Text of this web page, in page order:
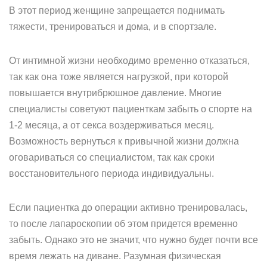
В этот период женщине запрещается поднимать
тяжести, тренироваться и дома, и в спортзале.
От интимной жизни необходимо временно отказаться,
так как она тоже является нагрузкой, при которой
повышается внутрибрюшное давление. Многие
специалисты советуют пациенткам забыть о спорте на
1-2 месяца, а от секса воздерживаться месяц.
Возможность вернуться к привычной жизни должна
оговариваться со специалистом, так как сроки
восстановительного периода индивидуальны.
Если пациентка до операции активно тренировалась,
то после лапароскопии об этом придется временно
забыть. Однако это не значит, что нужно будет почти все
время лежать на диване. Разумная физическая